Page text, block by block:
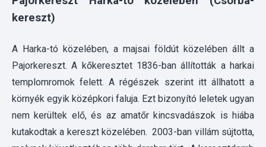
Pajorkereszt. A kőkeresztet 1836-ban állították a harkai
templomromok felett. A régészek szerint itt állhatott a
nem kerültek elő, és az amatőr kincsvadászok is hiába
kutakodtak a kereszt közelében. 2003-ban villám sújtotta,
melynek következtében több darabra tört.. A keresztdomb
közepét egy térképészeti magassági pont óvta meg attól,
szakértők szerint a környéken lévő szántókon talált